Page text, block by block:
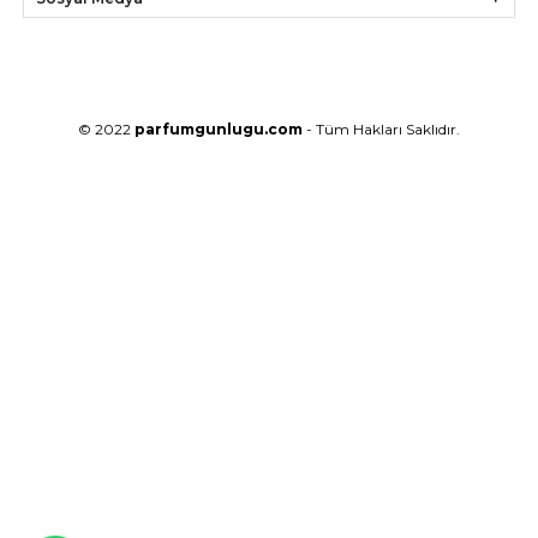
© 2022 parfumgunlugu.com - Tüm Hakları Saklıdır.